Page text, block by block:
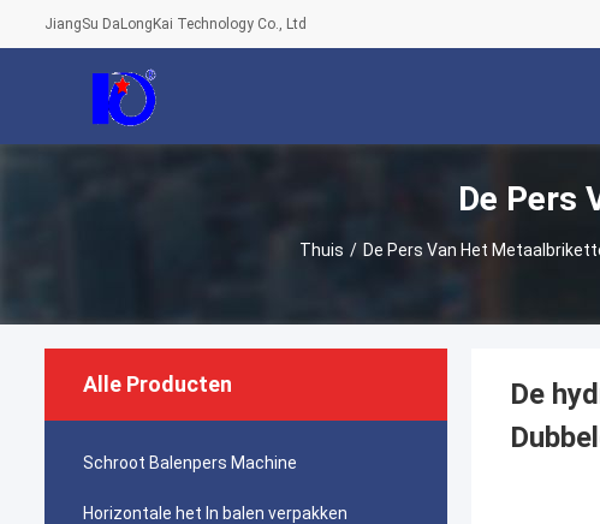
JiangSu DaLongKai Technology Co., Ltd
De Pers
Thuis / De Pers Van Het
Alle Producten
Schroot Balenpers Machine
Horizontale het In balen verpakken
De